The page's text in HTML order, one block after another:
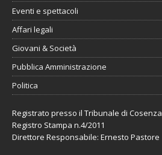
Eventi e spettacoli
Affari legali
Giovani & Società
Pubblica Amministrazione
Politica
Registrato presso il Tribunale di Cosenza
Registro Stampa n.4/2011
Direttore Responsabile: Ernesto Pastore